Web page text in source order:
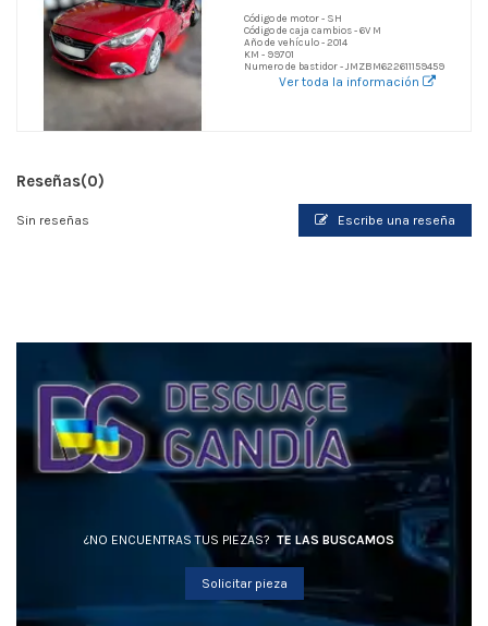
Código de motor - SH
Código de caja cambios - 6V M
Año de vehículo - 2014
KM - 99701
Numero de bastidor - JMZBM622611159459
Ver toda la información
Reseñas(0)
Sin reseñas Escribe una reseña
¿NO ENCUENTRAS TUS PIEZAS? TE LAS BUSCAMOS
Solicitar pieza